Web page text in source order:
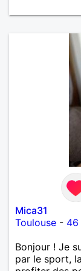
Mica31
Toulouse - 46
Bonjour ! Je
par le sport,